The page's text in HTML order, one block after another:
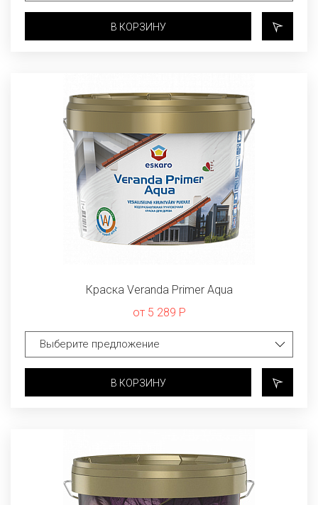
В КОРЗИНУ
Краска Veranda Primer Aqua
от 5 289 Р
В КОРЗИНУ